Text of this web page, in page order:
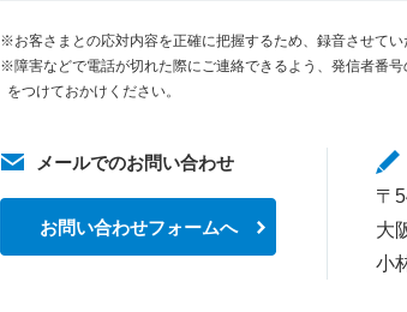
※お客さまとの応対内容を正確に把握するため、録音させてい
※障害などで電話が切れた際にご連絡できるよう、発信者番
をつけておかけください。
メールでのお問い合わせ
お問い合わせフォームへ
〒
大
小